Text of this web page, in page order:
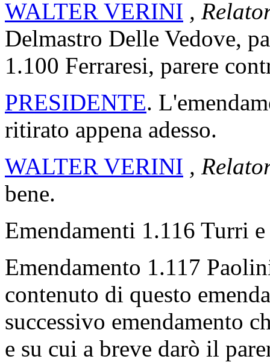
WALTER VERINI ,
Delmastro Delle Vedove,
1.100 Ferraresi, parere
PRESIDENTE.
ritirato appena adesso.
WALTER VERINI ,
bene.
Emendamenti 1.116 Turri
Emendamento 1.117
contenuto di questo
successivo emendamento
e su cui a breve darò il